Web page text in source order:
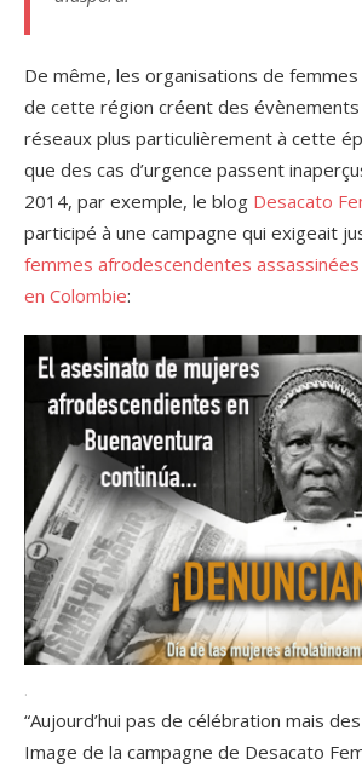
De même, les organisations de
de cette région créent des
réseaux plus particulièrement à cette
que des cas d’urgence passent
2014, par exemple, le blog Desacato
participé à une campagne qui exigeait
femmes afrodescendentes
en Colombie:
.
“Aujourd’hui pas de célébration mais
Image de la campagne de Desacato